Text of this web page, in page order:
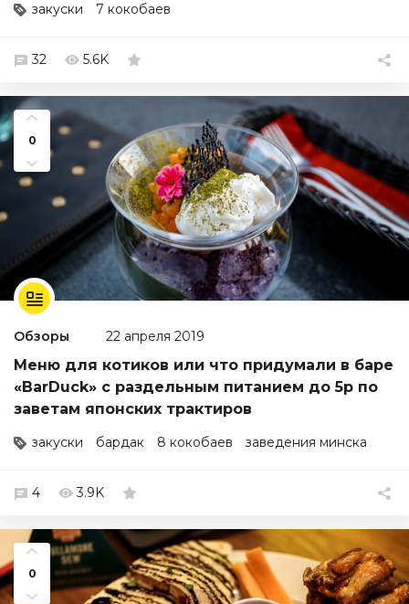
закуски 7 кокобаев
32 5.6K
0
Обзоры 22 апреля 2019
Меню для котиков или что придумали в баре
«BarDuck» с раздельным питанием до 5р по
заветам японских трактиров
закуски бардак 8 кокобаев заведения минска
4 3.9K
0